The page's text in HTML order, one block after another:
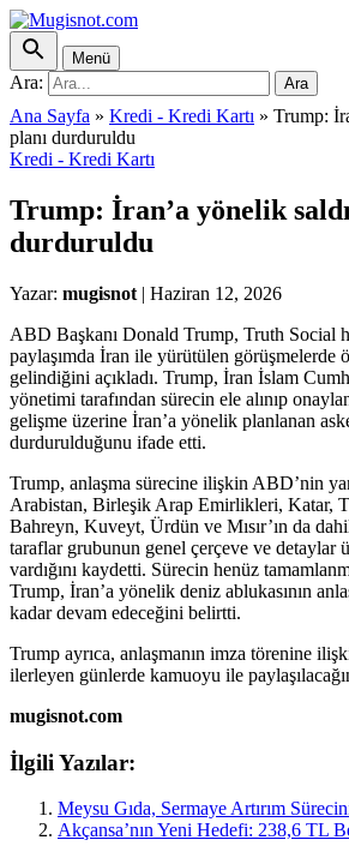
Menü
Ara: Ara
Ana Sayfa » Kredi - Kredi Kartı » Trump:
planı durduruldu
Kredi - Kredi Kartı
Trump: İran’a yönelik
durduruldu
Yazar: mugisnot | Haziran 12, 2026
ABD Başkanı Donald Trump, Truth Social
paylaşımda İran ile yürütülen görüşmelerde
gelindiğini açıkladı. Trump, İran İslam
yönetimi tarafından sürecin ele alınıp
gelişme üzerine İran’a yönelik planlanan
durdurulduğunu ifade etti.
Trump, anlaşma sürecine ilişkin ABD’nin
Arabistan, Birleşik Arap Emirlikleri, Katar,
Bahreyn, Kuveyt, Ürdün ve Mısır’ın da
taraflar grubunun genel çerçeve ve detaylar
vardığını kaydetti. Sürecin henüz
Trump, İran’a yönelik deniz ablukasının
kadar devam edeceğini belirtti.
Trump ayrıca, anlaşmanın imza törenine
ilerleyen günlerde kamuoyu ile
mugisnot.com
İlgili Yazılar:
Meysu Gıda, Sermaye Artırım
Akçansa’nın Yeni Hedefi: 238,6 TL